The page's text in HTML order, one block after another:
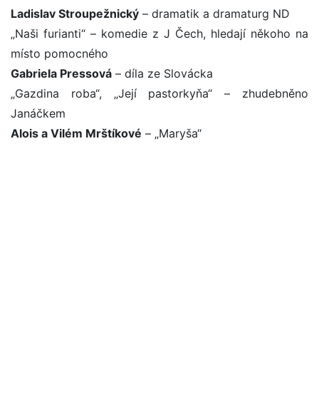
Ladislav Stroupežnický – dramatik a dramaturg ND
„Naši furianti“ – komedie z J Čech, hledají někoho na
místo pomocného
Gabriela Pressová – díla ze Slovácka
„Gazdina roba“, „Její pastorkyňa“ – zhudebněno
Janáčkem
Alois a Vilém Mrštíkové – „Maryša“